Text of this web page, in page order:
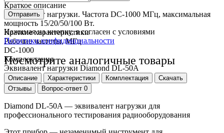
Отправить
Нажимая на кнопку, я согласен с условиями
Политики конфиденциальности
Посмотрите аналогичные товары
Краткое описание
Эквивалент нагрузки. Частота DC-1000 МГц, максимальная
мощность 15/20/50/100 Вт.
Краткие характеристики
Рабочие частоты, МГц
DC-1000
Комплектация
Эквивалент нагрузки Diamond DL-50A
Описание Характеристики Комплектация
Скачать
Отзывы
Вопрос-ответ 0
Diamond DL-50A — эквивалент нагрузки для
профессионального тестирования радиооборудования